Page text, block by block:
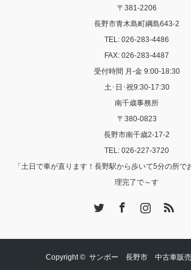
〒381-2206
長野市青木島町綱島643-2
TEL: 026-283-4486
FAX: 026-283-4487
受付時間 月-金 9:00-18:30
土･日･祝9:30-17:30
南千歳事務所
〒380-0823
長野市南千歳2-17-2
TEL: 026-227-3720
「土日で車が直ります！長野駅から歩いて5分の所で
理完了で～す
Copyright © サンポー 長野市 中古車販